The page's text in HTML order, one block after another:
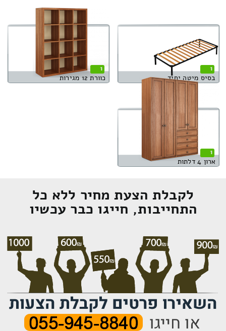
1
בסיס מיטה יחיד
1
כוורת 12 מגירות
1
ארון 4 דלתות
לקבלת הצעת מחיר ללא כל
התחייבות, חייגו כבר עכשיו